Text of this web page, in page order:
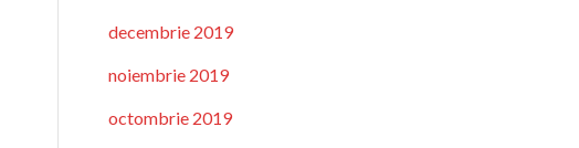
decembrie 2019
noiembrie 2019
octombrie 2019